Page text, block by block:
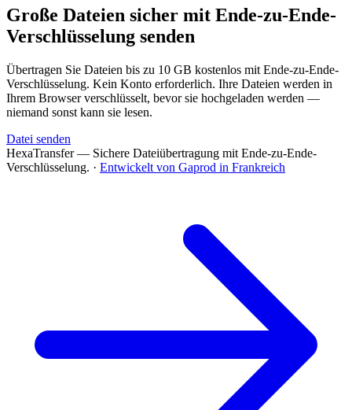
Große Dateien sicher mit Ende-zu-Ende-
Verschlüsselung senden
Übertragen Sie Dateien bis zu 10 GB kostenlos mit Ende-zu-Ende-
Verschlüsselung. Kein Konto erforderlich. Ihre Dateien werden in
Ihrem Browser verschlüsselt, bevor sie hochgeladen werden —
niemand sonst kann sie lesen.
Datei senden
HexaTransfer — Sichere Dateiübertragung mit Ende-zu-Ende-
Verschlüsselung. · Entwickelt von Gaprod in Frankreich